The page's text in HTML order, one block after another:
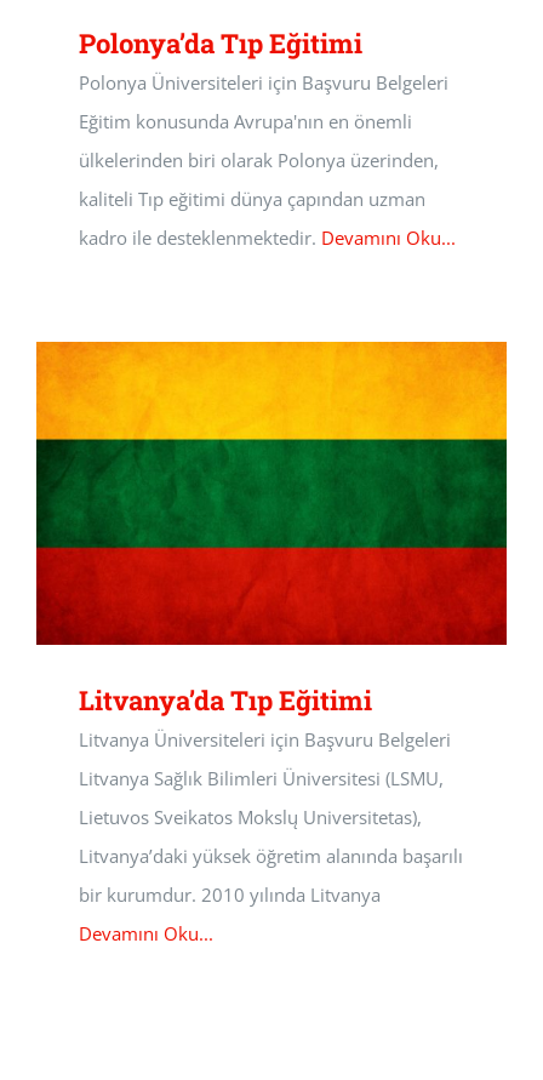
Polonya’da Tıp Eğitimi
Polonya Üniversiteleri için Başvuru Belgeleri
Eğitim konusunda Avrupa'nın en önemli
ülkelerinden biri olarak Polonya üzerinden,
kaliteli Tıp eğitimi dünya çapından uzman
kadro ile desteklenmektedir. Devamını Oku...
Litvanya’da Tıp Eğitimi
Litvanya Üniversiteleri için Başvuru Belgeleri
Litvanya Sağlık Bilimleri Üniversitesi (LSMU,
Lietuvos Sveikatos Mokslų Universitetas),
Litvanya’daki yüksek öğretim alanında başarılı
bir kurumdur. 2010 yılında Litvanya
Devamını Oku...